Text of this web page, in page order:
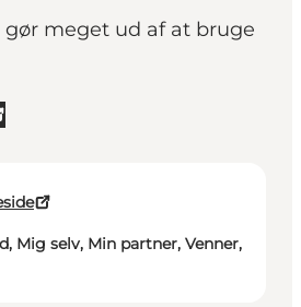
meget ud af at bruge
Mig selv, Min partner, Venner,